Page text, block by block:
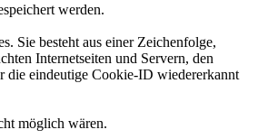
werden.
Sie besteht aus einer Zeichenfolge,
Internetseiten und Servern, den
die eindeutige Cookie-ID wiedererkannt
möglich wären.